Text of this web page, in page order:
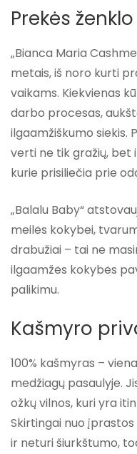
Prekės
„Bianca Maria
metais, iš noro kurti
vaikams. Kiekvienas
darbo procesas,
ilgaamžiškumo siekis.
verti ne tik gražių, bet
kurie prisiliečia prie
„Balalu Baby“
meilės kokybei,
drabužiai – tai ne
ilgaamžės kokybės
palikimu.
Kašmyro
100% kašmyras –
medžiagų pasaulyje.
ožkų vilnos, kuri yra
Skirtingai nuo
ir neturi šiurkštumo,